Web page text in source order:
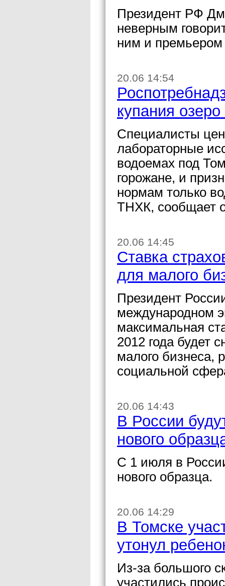
Президент РФ
неверным
ним и
20.06 14:54
купания
Специалисты
лабораторные
водоемах под
горожане, и
нормам только
ТНХК, сообщает
20.06 14:45
Cтавка
для малого
Президент
международном
максимальная
2012 года будет
малого бизнеса,
социальной
20.06 14:43
В России
нового
С 1 июля в
нового образца.
20.06 14:29
В Томске
утонул
Из-за большого
участились